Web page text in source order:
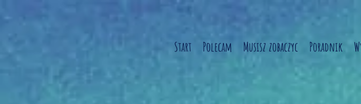
Start Polecam Musisz zobaczyc Poradnik